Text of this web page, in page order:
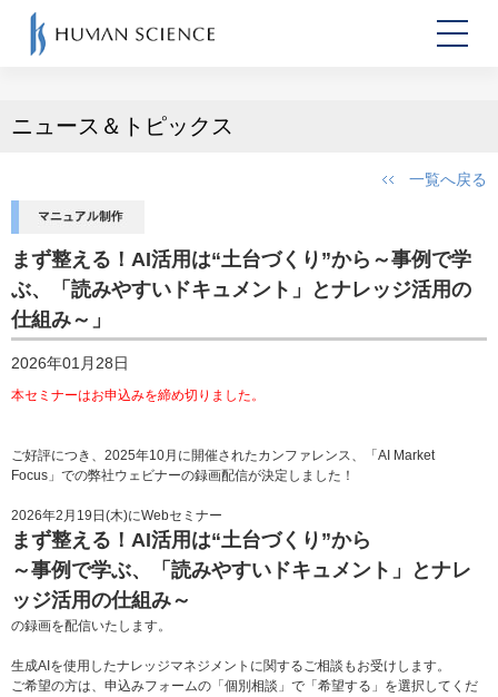
ニュース＆トピックス
一覧へ戻る
まず整える！AI活用は“土台づくり”から～事例で学
ぶ、「読みやすいドキュメント」とナレッジ活用の
仕組み～」
2026年01月28日
本セミナーはお申込みを締め切りました。
ご好評につき、2025年10月に開催されたカンファレンス、「AI Market
Focus」での弊社ウェビナーの録画配信が決定しました！
2026年2月19日(木)にWebセミナー
まず整える！AI活用は“土台づくり”から
～事例で学ぶ、「読みやすいドキュメント」とナレ
ッジ活用の仕組み～
の録画を配信いたします。
生成AIを使用したナレッジマネジメントに関するご相談もお受けします。
ご希望の方は、申込みフォームの「個別相談」で「希望する」を選択してくだ